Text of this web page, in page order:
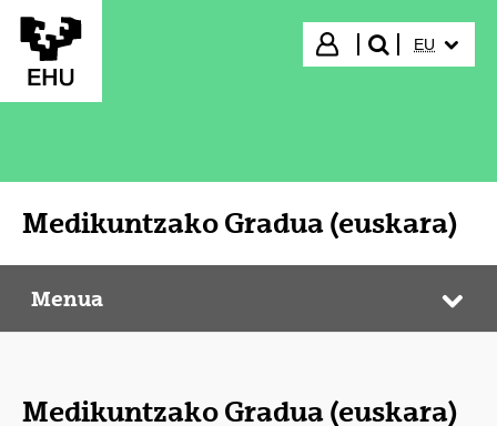
Eduki nagusira joan
Hasi saioa
bilatu"
EU
Medikuntzako Gradua (euskara)
Medikuntzako Gradua (euskara)
Menua
Medikuntzako Gradua (euskara)